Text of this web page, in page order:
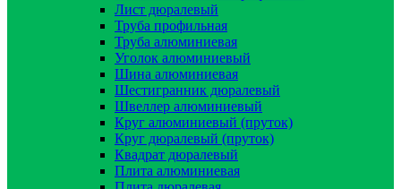
Лист дюралевый
Труба профильная
Труба алюминиевая
Уголок алюминиевый
Шина алюминиевая
Шестигранник дюралевый
Швеллер алюминиевый
Круг алюминиевый (пруток)
Круг дюралевый (пруток)
Квадрат дюралевый
Плита алюминиевая